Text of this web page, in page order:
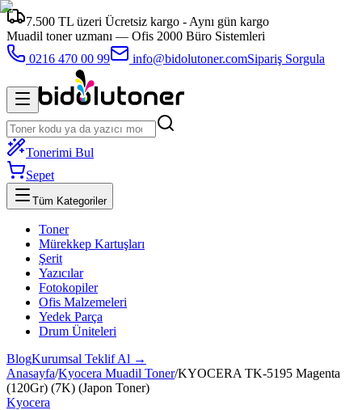
7.500 TL üzeri Ücretsiz kargo - Aynı gün kargo
Muadil toner uzmanı — Ofis 2000 Büro Sistemleri
0216 470 00 99
info@bidolutoner.comSipariş Sorgula
Tonerimi Bul
Sepet
Tüm Kategoriler
Toner
Mürekkep Kartuşları
Şerit
Yazıcılar
Fotokopiler
Ofis Malzemeleri
Yedek Parça
Drum Üniteleri
BlogKurumsal Teklif Al →
Anasayfa/Kyocera Muadil Toner/KYOCERA TK-5195 Magenta
(120Gr) (7K) (Japon Toner)
Kyocera